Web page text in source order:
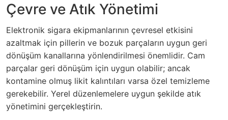
Çevre ve Atık Yönetimi
Elektronik sigara ekipmanlarının çevresel etkisini
azaltmak için pillerin ve bozuk parçaların uygun geri
dönüşüm kanallarına yönlendirilmesi önemlidir. Cam
parçalar geri dönüşüm için uygun olabilir; ancak
kontamine olmuş likit kalıntıları varsa özel temizleme
gerekebilir. Yerel düzenlemelere uygun şekilde atık
yönetimini gerçekleştirin.